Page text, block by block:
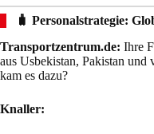
🧳 Personalstrategie:
Transportzentrum.de: Ihre
aus Usbekistan, Pakistan
kam es dazu?
Knaller: